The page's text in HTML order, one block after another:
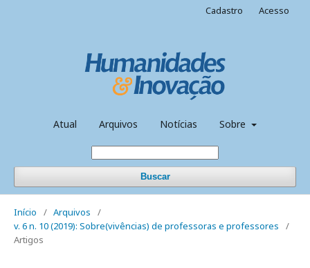
Atual Arquivos Notícias Sobre
Buscar
Cadastro Acesso
Início / Arquivos
/
v. 6 n. 10 (2019): Sobre(vivências) de professoras e professores
/
Artigos